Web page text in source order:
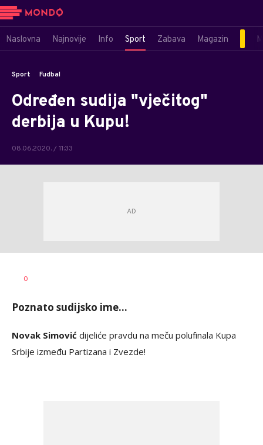
Naslovna Najnovije Info Sport Zabava Magazin
Sport Fudbal
Određen sudija "vječitog"
derbija u Kupu!
08.06.2020. / 11:33
AUTOR
0
Poznato sudijsko ime...
Novak Simović dijeliće pravdu na meču polufinala Kupa
Srbije između Partizana i Zvezde!